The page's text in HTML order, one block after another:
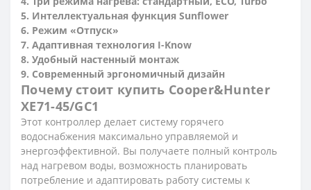
5. Интеллектуальная функция Sunflower
6. Режим «Отпуск»
7. Адаптивная технология I-Know
8. Удобный настенный монтаж
9. Современный эргономичный дизайн
Почему стоит купить Cooper&Hunter
XE71-45/GC1
Этот контроллер делает систему горячего
водоснабжения максимально управляемой и
энергоэффективной. Вы получаете полный контроль
над нагревом воды, возможность планировать
потребление и адаптировать работу системы к